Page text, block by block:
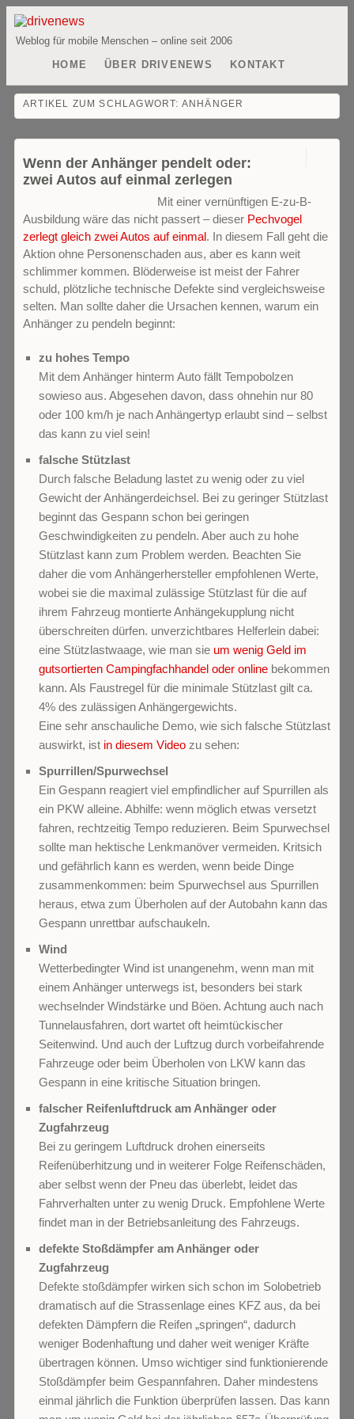
Weblog für mobile Menschen – online seit 2006
HOME
ÜBER DRIVENEWS KONTAKT
ARTIKEL ZUM SCHLAGWORT: ANHÄNGER
Wenn der Anhänger pendelt oder:
zwei Autos auf einmal zerlegen
Mit einer vernünftigen E-zu-B-
Ausbildung wäre das nicht passert – dieser Pechvogel
zerlegt gleich zwei Autos auf einmal. In diesem Fall geht die
Aktion ohne Personenschaden aus, aber es kann weit
schlimmer kommen. Blöderweise ist meist der Fahrer
schuld, plötzliche technische Defekte sind vergleichsweise
selten. Man sollte daher die Ursachen kennen, warum ein
Anhänger zu pendeln beginnt:
zu hohes Tempo
Mit dem Anhänger hinterm Auto fällt Tempobolzen
sowieso aus. Abgesehen davon, dass ohnehin nur 80
oder 100 km/h je nach Anhängertyp erlaubt sind – selbst
das kann zu viel sein!
falsche Stützlast
Durch falsche Beladung lastet zu wenig oder zu viel
Gewicht der Anhängerdeichsel. Bei zu geringer Stützlast
beginnt das Gespann schon bei geringen
Geschwindigkeiten zu pendeln. Aber auch zu hohe
Stützlast kann zum Problem werden. Beachten Sie
daher die vom Anhängerhersteller empfohlenen Werte,
wobei sie die maximal zulässige Stützlast für die auf
ihrem Fahrzeug montierte Anhängekupplung nicht
überschreiten dürfen. unverzichtbares Helferlein dabei:
eine Stützlastwaage, wie man sie um wenig Geld im
gutsortierten Campingfachhandel oder online bekommen
kann. Als Faustregel für die minimale Stützlast gilt ca.
4% des zulässigen Anhängergewichts.
Eine sehr anschauliche Demo, wie sich falsche Stützlast
auswirkt, ist in diesem Video zu sehen:
Spurrillen/Spurwechsel
Ein Gespann reagiert viel empfindlicher auf Spurrillen als
ein PKW alleine. Abhilfe: wenn möglich etwas versetzt
fahren, rechtzeitig Tempo reduzieren. Beim Spurwechsel
sollte man hektische Lenkmanöver vermeiden. Kritsich
und gefährlich kann es werden, wenn beide Dinge
zusammenkommen: beim Spurwechsel aus Spurrillen
heraus, etwa zum Überholen auf der Autobahn kann das
Gespann unrettbar aufschaukeln.
Wind
Wetterbedingter Wind ist unangenehm, wenn man mit
einem Anhänger unterwegs ist, besonders bei stark
wechselnder Windstärke und Böen. Achtung auch nach
Tunnelausfahren, dort wartet oft heimtückischer
Seitenwind. Und auch der Luftzug durch vorbeifahrende
Fahrzeuge oder beim Überholen von LKW kann das
Gespann in eine kritische Situation bringen.
falscher Reifenluftdruck am Anhänger oder
Zugfahrzeug
Bei zu geringem Luftdruck drohen einerseits
Reifenüberhitzung und in weiterer Folge Reifenschäden,
aber selbst wenn der Pneu das überlebt, leidet das
Fahrverhalten unter zu wenig Druck. Empfohlene Werte
findet man in der Betriebsanleitung des Fahrzeugs.
defekte Stoßdämpfer am Anhänger oder
Zugfahrzeug
Defekte stoßdämpfer wirken sich schon im Solobetrieb
dramatisch auf die Strassenlage eines KFZ aus, da bei
defekten Dämpfern die Reifen „springen“, dadurch
weniger Bodenhaftung und daher weit weniger Kräfte
übertragen können. Umso wichtiger sind funktionierende
Stoßdämpfer beim Gespannfahren. Daher mindestens
einmal jährlich die Funktion überprüfen lassen. Das kann